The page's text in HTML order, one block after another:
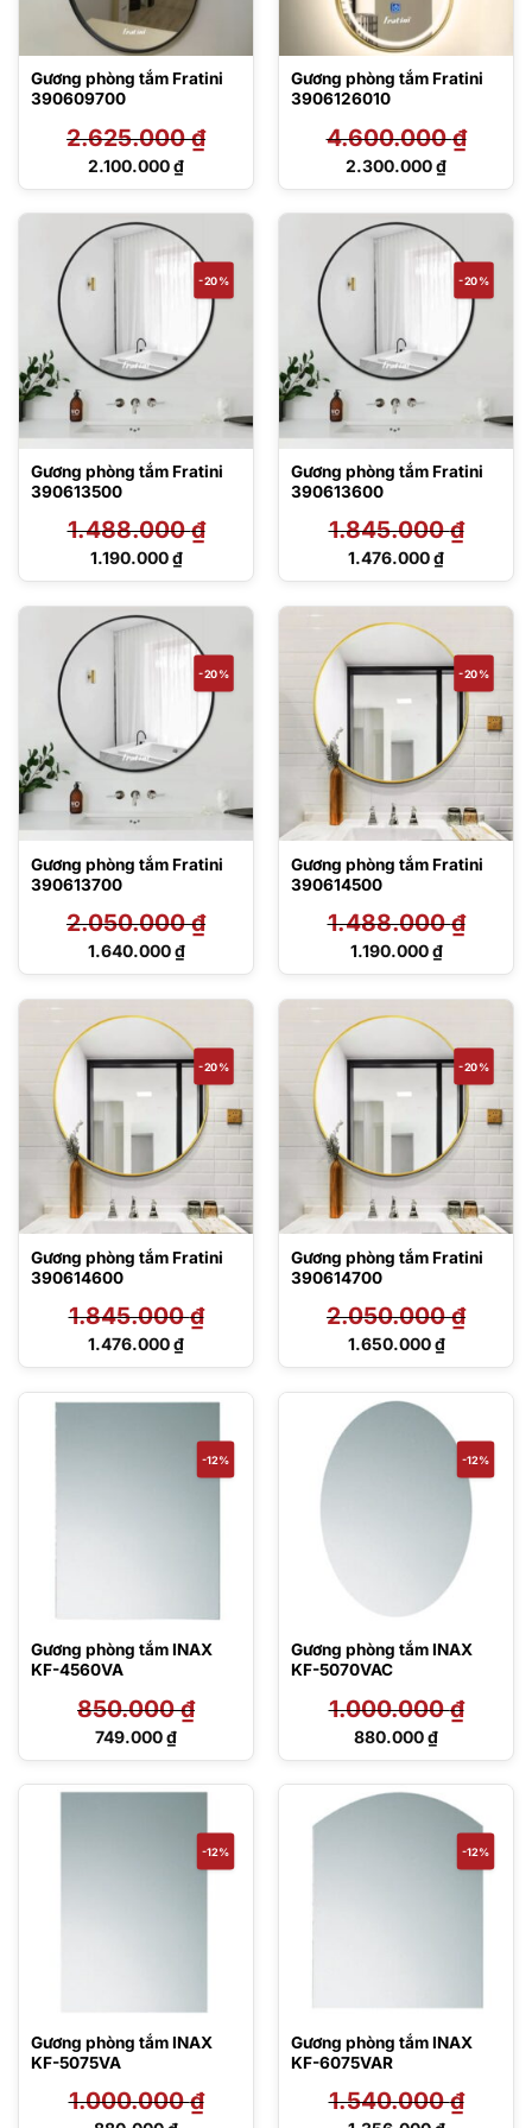
Gương phòng tắm Fratini
390609700
2.625.000₫
Giá
2.625.000 ₫.
2.100.000₫
Giá
tại
2.100.000 ₫.
Gương phòng tắm Fratini
3906126010
4.600.000₫
Giá
4.600.000 ₫.
2.300.000₫
Giá
tại
2.300.000 ₫.
-20%
Gương phòng tắm Fratini
390613500
1.488.000₫
Giá
1.488.000 ₫.
1.190.000₫
Giá
tại
1.190.000 ₫.
-20%
Gương phòng tắm Fratini
390613600
1.845.000₫
Giá
1.845.000 ₫.
1.476.000₫
Giá
là:
1.476.000 ₫.
-20%
Gương phòng tắm Fratini
390613700
2.050.000₫
Giá
1.640.000₫
Giá
là:
1.640.000 ₫.
-20%
Gương phòng tắm Fratini
390614500
1.488.000₫
Giá
1.190.000₫
Giá
là:
1.190.000 ₫.
-20%
Gương phòng tắm Fratini
390614600
1.845.000₫
Giá
1.845.000 ₫.
1.476.000₫
Giá
tại
1.476.000 ₫.
-20%
Gương phòng tắm Fratini
390614700
2.050.000₫
Giá
2.050.000 ₫.
1.650.000₫
Giá
tại
1.650.000 ₫.
-12%
Gương phòng tắm INAX
KF-4560VA
850.000₫
Giá
850.000 ₫.
749.000₫
Giá
tại
749.000 ₫.
-12%
Gương phòng tắm INAX
KF-5070VAC
1.000.000₫
Giá
1.000.000 ₫.
880.000₫
Giá
tại
880.000 ₫.
-12%
Gương phòng tắm INAX
KF-5075VA
1.000.000₫
-12%
Gương phòng tắm INAX
KF-6075VAR
1.540.000₫